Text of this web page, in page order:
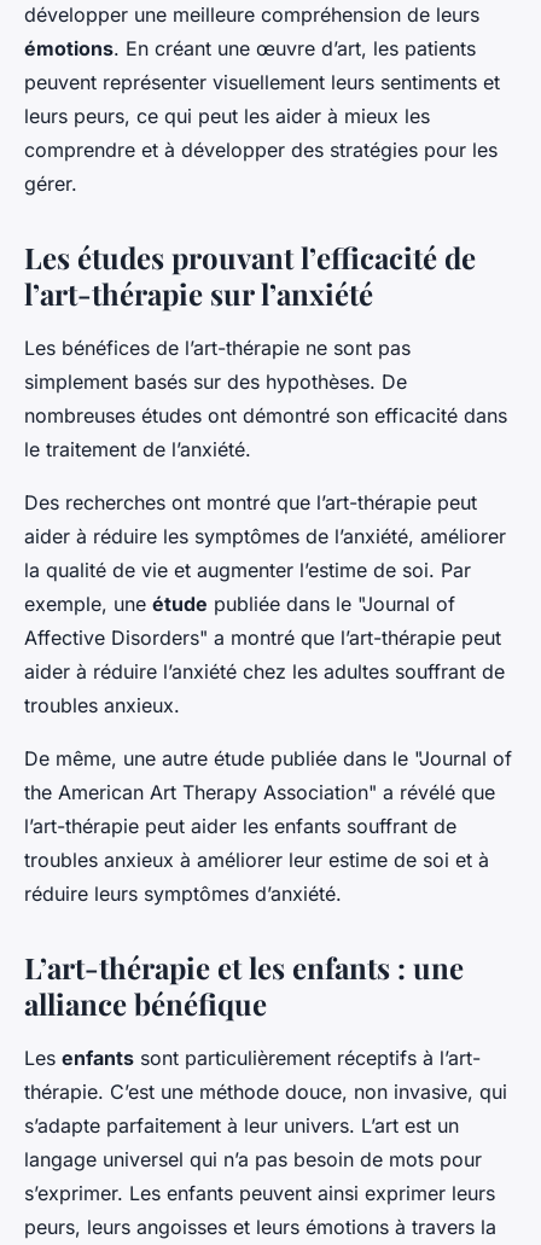
développer une meilleure compréhension de leurs
émotions. En créant une œuvre d’art, les patients
peuvent représenter visuellement leurs sentiments et
leurs peurs, ce qui peut les aider à mieux les
comprendre et à développer des stratégies pour les
gérer.
Les études prouvant l’efficacité de
l’art-thérapie sur l’anxiété
Les bénéfices de l’art-thérapie ne sont pas
simplement basés sur des hypothèses. De
nombreuses études ont démontré son efficacité dans
le traitement de l’anxiété.
Des recherches ont montré que l’art-thérapie peut
aider à réduire les symptômes de l’anxiété, améliorer
la qualité de vie et augmenter l’estime de soi. Par
exemple, une étude publiée dans le "Journal of
Affective Disorders" a montré que l’art-thérapie peut
aider à réduire l’anxiété chez les adultes souffrant de
troubles anxieux.
De même, une autre étude publiée dans le "Journal of
the American Art Therapy Association" a révélé que
l’art-thérapie peut aider les enfants souffrant de
troubles anxieux à améliorer leur estime de soi et à
réduire leurs symptômes d’anxiété.
L’art-thérapie et les enfants : une
alliance bénéfique
Les enfants sont particulièrement réceptifs à l’art-
thérapie. C’est une méthode douce, non invasive, qui
s’adapte parfaitement à leur univers. L’art est un
langage universel qui n’a pas besoin de mots pour
s’exprimer. Les enfants peuvent ainsi exprimer leurs
peurs, leurs angoisses et leurs émotions à travers la